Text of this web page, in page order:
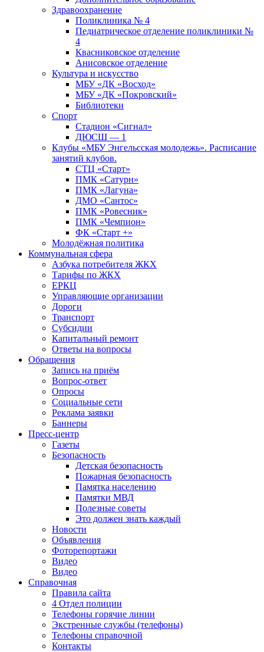
Здравоохранение
Поликлиника № 4
Педиатрическое отделение поликлиники №
4
Квасниковское отделение
Анисовское отделение
Культура и искусство
МБУ «ДК «Восход»
МБУ «ДК «Покровский»
Библиотеки
Спорт
Стадион «Сигнал»
ДЮСШ — 1
Клубы «МБУ Энгельсская молодежь». Расписание
занятий клубов.
СТЦ «Старт»
ПМК «Сатурн»
ПМК «Лагуна»
ДМО «Сантос»
ПМК «Ровесник»
ПМК «Чемпион»
ФК «Старт +»
Молодёжная политика
Коммунальная сфера
Азбука потребителя ЖКХ
Тарифы по ЖКХ
ЕРКЦ
Управляющие организации
Дороги
Транспорт
Субсидии
Капитальный ремонт
Ответы на вопросы
Обращения
Запись на приём
Вопрос-ответ
Опросы
Социальные сети
Реклама заявки
Баннеры
Пресс-центр
Газеты
Безопасность
Детская безопасность
Пожарная безопасность
Памятка населению
Памятки МВД
Полезные советы
Это должен знать каждый
Новости
Объявления
Фоторепортажи
Видео
Видео
Справочная
Правила сайта
4 Отдел полиции
Телефоны горячие линии
Экстренные службы (телефоны)
Телефоны справочной
Контакты